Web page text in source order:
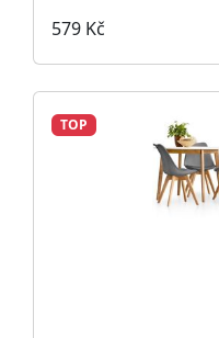
579 Kč
TOP